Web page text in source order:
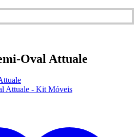
Oval Attuale